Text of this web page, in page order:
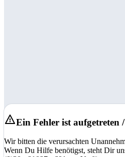
Ein Fehler ist aufgetreten
Wir bitten die verursachten
Wenn Du Hilfe benötigst, steht Dir